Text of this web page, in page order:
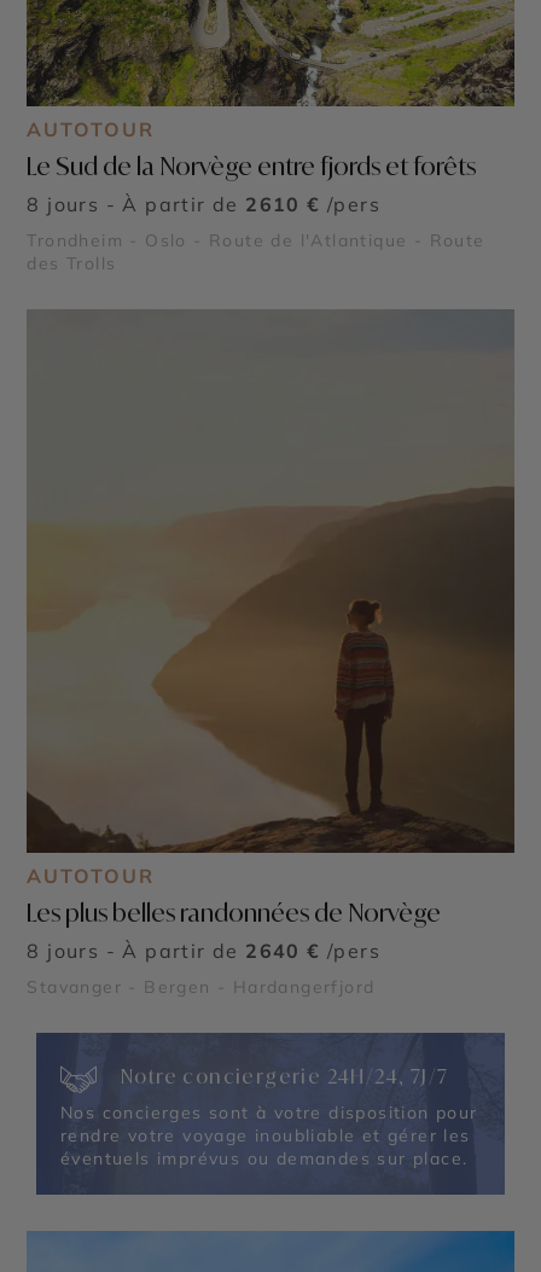
AUTOTOUR
Le Sud de la Norvège entre fjords et forêts
8 jours - À partir de 2610 € /pers
Trondheim - Oslo - Route de l'Atlantique - Route
des Trolls
AUTOTOUR
Les plus belles randonnées de Norvège
8 jours - À partir de 2640 € /pers
Stavanger - Bergen - Hardangerfjord
Notre conciergerie 24H/24, 7J/7
Nos concierges sont à votre disposition pour
rendre votre voyage inoubliable et gérer les
éventuels imprévus ou demandes sur place.